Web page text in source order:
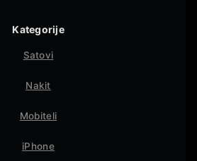
Kategorije
Satovi
Nakit
Mobiteli
iPhone